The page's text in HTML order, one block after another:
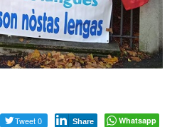
Tweet 0 Share Whatsapp